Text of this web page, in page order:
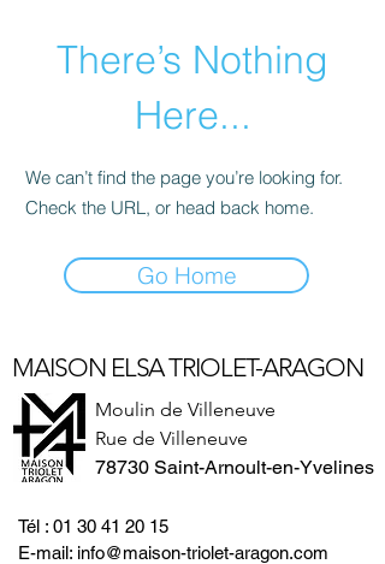
There’s Nothing
Here...
We can’t find the page you’re looking for.
Check the URL, or head back home.
Go Home
MAISON ELSA TRIOLET-ARAGON
Moulin de Villeneuve
Rue de Villeneuve
78730 Saint-Arnoult-en-Yvelines
Tél : 01 30 41 20 15
E-mail: info@maison-triolet-aragon.com